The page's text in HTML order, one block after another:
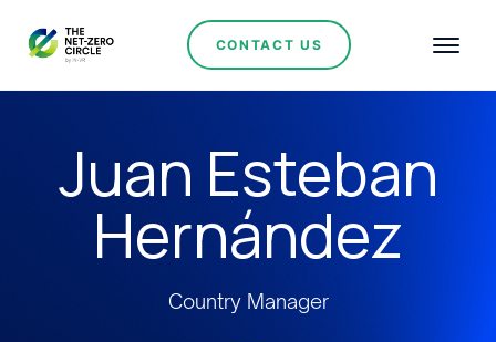
CONTACT US
Juan Esteban
Hernández
Country Manager